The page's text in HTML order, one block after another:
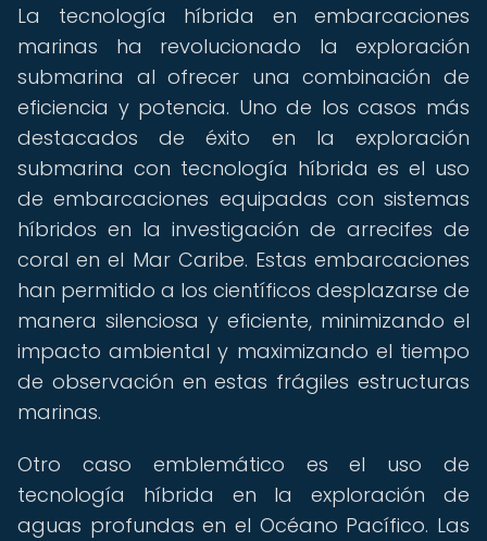
La tecnología híbrida en embarcaciones
marinas ha revolucionado la exploración
submarina al ofrecer una combinación de
eficiencia y potencia. Uno de los casos más
destacados de éxito en la exploración
submarina con tecnología híbrida es el uso
de embarcaciones equipadas con sistemas
híbridos en la investigación de arrecifes de
coral en el Mar Caribe. Estas embarcaciones
han permitido a los científicos desplazarse de
manera silenciosa y eficiente, minimizando el
impacto ambiental y maximizando el tiempo
de observación en estas frágiles estructuras
marinas.
Otro caso emblemático es el uso de
tecnología híbrida en la exploración de
aguas profundas en el Océano Pacífico. Las